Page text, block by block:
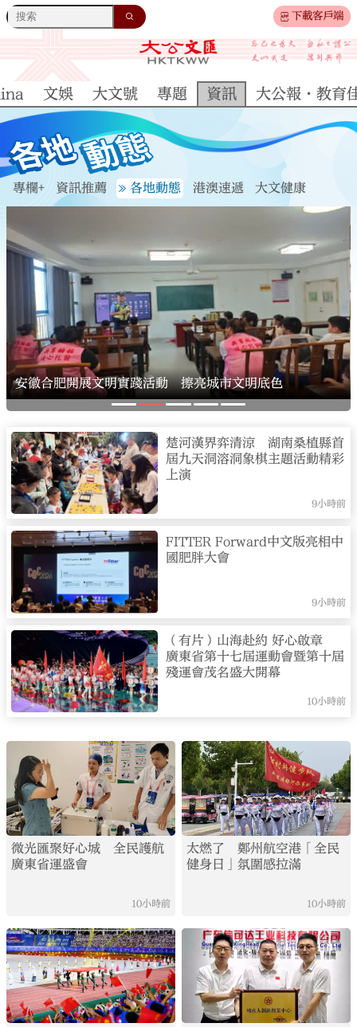
下載客戶端
大公文匯
文娛 大文號 專題 資訊 大公報·教育
專欄+ 資訊推薦 各地動態 港澳速遞 大文健康
楚河漢界弈清涼 湖南桑植縣首
屆九天洞溶洞象棋主題活動精彩
上演
9小時前
FITTER Forward中文版亮相中
國肥胖大會
9小時前
（有片）山海赴約 好心啟章
廣東省第十七屆運動會暨第十屆
殘運會茂名盛大開幕
10小時前
安徽合肥開展文明實踐活動 擦亮城市文明底色
微光匯聚好心城 全民護航
廣東省運盛會
10小時前
太燃了 鄭州航空港「全民
健身日」氛圍感拉滿
10小時前